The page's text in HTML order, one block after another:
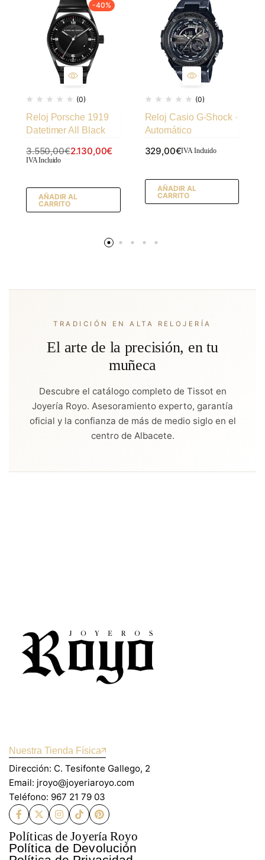
-40%
(0)
Reloj Porsche 1919
Datetimer All Black
3.550,00€2.130,00€
IVA Incluido
AÑADIR AL
CARRITO
(0)
Reloj Casio G-Shock ·
Automático
329,00€IVA Incluido
AÑADIR AL
CARRITO
TRADICIÓN EN ALTA RELOJERÍA
El arte de la precisión, en tu
muñeca
Descubre el catálogo completo de Tissot en
Joyería Royo. Asesoramiento experto, garantía
oficial y la confianza de más de medio siglo en el
centro de Albacete.
Nuestra Tienda Física
Dirección: C. Tesifonte Gallego, 2
Email: jroyo@joyeriaroyo.com
Teléfono: 967 21 79 03
Políticas de Joyería Royo
Política de Devolución